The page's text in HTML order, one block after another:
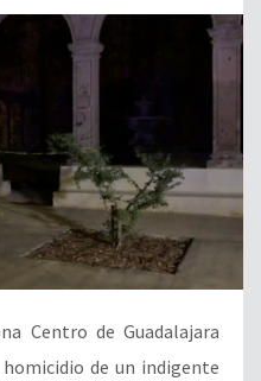
Centro de Guadalajara
de un indigente